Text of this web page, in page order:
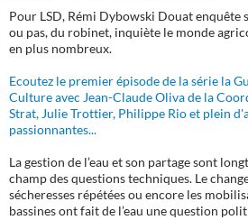
Pour LSD, Rémi Dybowski Douat enquête
ou pas, du robinet, inquiète le monde
en plus nombreux.
Ecoutez le premier épisode de la série la
Culture avec Jean-Claude Oliva de la
Strat, Julie Trottier, Philippe Rio et plein
passionnantes...
La gestion de l’eau et son partage sont
champ des questions techniques. Le
sécheresses répétées ou encore les
bassines ont fait de l’eau une question